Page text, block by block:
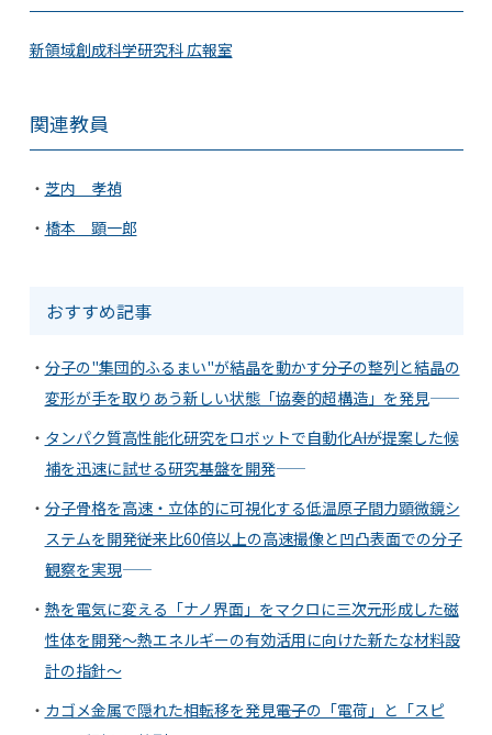
新領域創成科学研究科 広報室
関連教員
芝内 孝禎
橋本 顕一郎
おすすめ記事
分子の"集団的ふるまい"が結晶を動かす――分子の整列と結晶の
変形が手を取りあう新しい状態「協奏的超構造」を発見――
タンパク質高性能化研究をロボットで自動化――AIが提案した候
補を迅速に試せる研究基盤を開発――
分子骨格を高速・立体的に可視化する低温原子間力顕微鏡シ
ステムを開発――従来比60倍以上の高速撮像と凹凸表面での分子
観察を実現――
熱を電気に変える「ナノ界面」をマクロに三次元形成した磁
性体を開発〜熱エネルギーの有効活用に向けた新たな材料設
計の指針〜
カゴメ金属で隠れた相転移を発見――電子の「電荷」と「スピ